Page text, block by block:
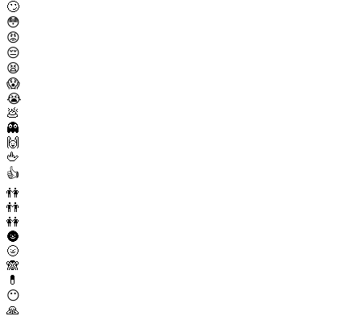
🙄
😳
😡
😔
😫
😱
😭
💩
👻
🙌
🖕
👍
👫
👬
👭
🌚
🌝
🙈
💊
😶
🙏